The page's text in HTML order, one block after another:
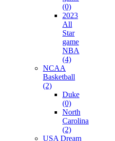
(0)
2023
All
Star
game
NBA
(4)
NCAA
Basketball
(2)
Duke
(0)
North
Carolina
(2)
USA Dream